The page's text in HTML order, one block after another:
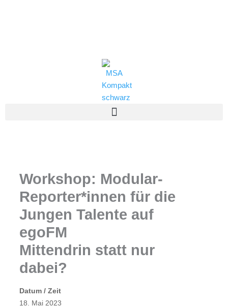
Workshop: Modular-
Reporter*innen für die
Jungen Talente auf
egoFM
Mittendrin statt nur
dabei?
Datum / Zeit
18. Mai 2023